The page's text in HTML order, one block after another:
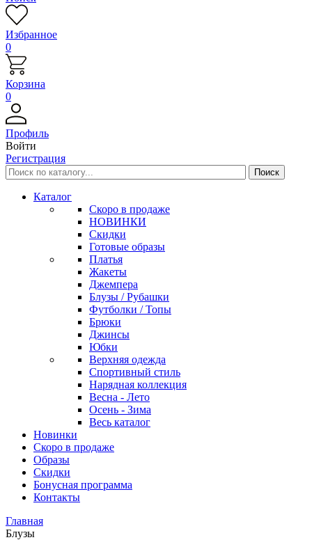
Избранное
0
Корзина
0
Профиль
Войти
Регистрация
Каталог
Скоро в продаже
НОВИНКИ
Скидки
Готовые образы
Платья
Жакеты
Джемпера
Блузы / Рубашки
Футболки / Топы
Брюки
Джинсы
Юбки
Верхняя одежда
Спортивный стиль
Нарядная коллекция
Весна - Лето
Осень - Зима
Весь каталог
Новинки
Скоро в продаже
Образы
Скидки
Бонусная программа
Контакты
Главная
Блузы